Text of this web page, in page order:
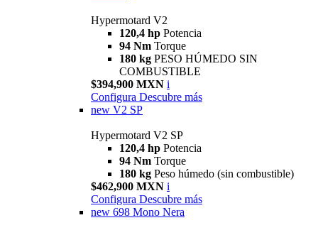
Hypermotard V2
120,4 hp Potencia
94 Nm Torque
180 kg PESO HÚMEDO SIN
COMBUSTIBLE
$394,900 MXN i
Configura Descubre más
new V2 SP
Hypermotard V2 SP
120,4 hp Potencia
94 Nm Torque
180 kg Peso húmedo (sin combustible)
$462,900 MXN i
Configura Descubre más
new 698 Mono Nera